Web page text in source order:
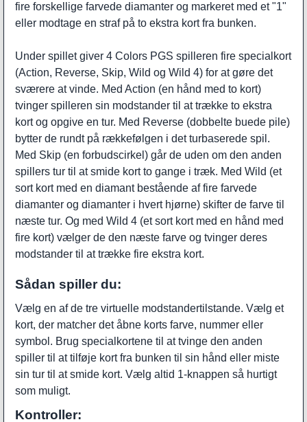
fire forskellige farvede diamanter og markeret med et "1"
eller modtage en straf på to ekstra kort fra bunken.
Under spillet giver 4 Colors PGS spilleren fire specialkort
(Action, Reverse, Skip, Wild og Wild 4) for at gøre det
sværere at vinde. Med Action (en hånd med to kort)
tvinger spilleren sin modstander til at trække to ekstra
kort og opgive en tur. Med Reverse (dobbelte buede pile)
bytter de rundt på rækkefølgen i det turbaserede spil.
Med Skip (en forbudscirkel) går de uden om den anden
spillers tur til at smide kort to gange i træk. Med Wild (et
sort kort med en diamant bestående af fire farvede
diamanter og diamanter i hvert hjørne) skifter de farve til
næste tur. Og med Wild 4 (et sort kort med en hånd med
fire kort) vælger de den næste farve og tvinger deres
modstander til at trække fire ekstra kort.
Sådan spiller du:
Vælg en af de tre virtuelle modstandertilstande. Vælg et
kort, der matcher det åbne korts farve, nummer eller
symbol. Brug specialkortene til at tvinge den anden
spiller til at tilføje kort fra bunken til sin hånd eller miste
sin tur til at smide kort. Vælg altid 1-knappen så hurtigt
som muligt.
Kontroller: